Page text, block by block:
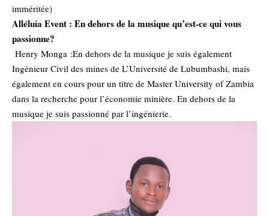
imméritée)
Alléluia Event : En dehors de la musique qu’est-ce qui vous
passionne?
Henry Monga :En dehors de la musique je suis également
Ingénieur Civil des mines de L’Université de Lubumbashi, mais
également en cours pour un titre de Master University of Zambia
dans la recherche pour l’économie minière. En dehors de la
musique je suis passionné par l’ingénierie.